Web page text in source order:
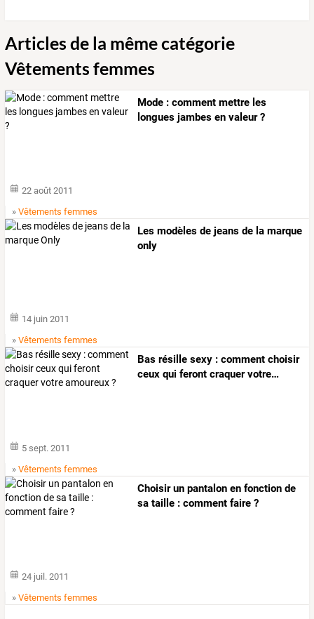
Articles de la même catégorie
Vêtements femmes
Mode : comment mettre les
longues jambes en valeur ?
22 août 2011
»Vêtements femmes
Les modèles de jeans de la marque
only
14 juin 2011
»Vêtements femmes
Bas résille sexy : comment choisir
ceux qui feront craquervotre…
5 sept. 2011
»Vêtements femmes
Choisir un pantalon en fonction de
sa taille : comment faire ?
24 juil. 2011
»Vêtements femmes